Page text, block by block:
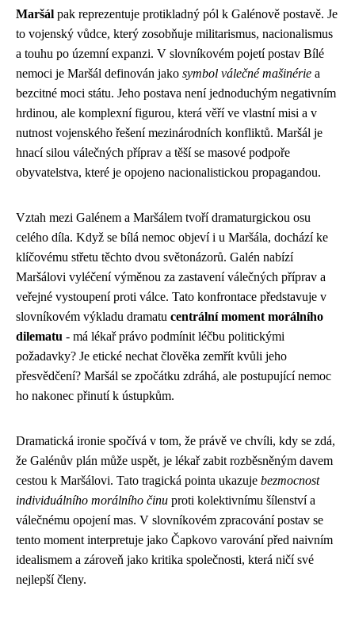
Maršál pak reprezentuje protikladný pól k Galénově postavě. Je
to vojenský vůdce, který zosobňuje militarismus, nacionalismus
a touhu po územní expanzi. V slovníkovém pojetí postav Bílé
nemoci je Maršál definován jako symbol válečné mašinérie a
bezcitné moci státu. Jeho postava není jednoduchým negativním
hrdinou, ale komplexní figurou, která věří ve vlastní misi a v
nutnost vojenského řešení mezinárodních konfliktů. Maršál je
hnací silou válečných příprav a těší se masové podpoře
obyvatelstva, které je opojeno nacionalistickou propagandou.
Vztah mezi Galénem a Maršálem tvoří dramaturgickou osu
celého díla. Když se bílá nemoc objeví i u Maršála, dochází ke
klíčovému střetu těchto dvou světonázorů. Galén nabízí
Maršálovi vyléčení výměnou za zastavení válečných příprav a
veřejné vystoupení proti válce. Tato konfrontace představuje v
slovníkovém výkladu dramatu centrální moment morálního
dilematu - má lékař právo podmínit léčbu politickými
požadavky? Je etické nechat člověka zemřít kvůli jeho
přesvědčení? Maršál se zpočátku zdráhá, ale postupující nemoc
ho nakonec přinutí k ústupkům.
Dramatická ironie spočívá v tom, že právě ve chvíli, kdy se zdá,
že Galénův plán může uspět, je lékař zabit rozběsněným davem
cestou k Maršálovi. Tato tragická pointa ukazuje bezmocnost
individuálního morálního činu proti kolektivnímu šílenství a
válečnému opojení mas. V slovníkovém zpracování postav se
tento moment interpretuje jako Čapkovo varování před naivním
idealismem a zároveň jako kritika společnosti, která ničí své
nejlepší členy.